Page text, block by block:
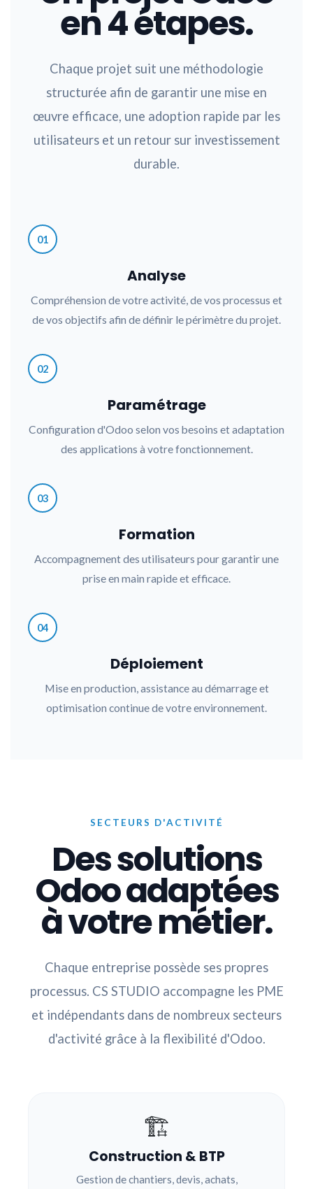
en 4 étapes.
Chaque projet suit une méthodologie
structurée afin de garantir une mise en
œuvre efficace, une adoption rapide par les
utilisateurs et un retour sur investissement
durable.
01
Analyse
Compréhension de votre activité, de vos processus et
de vos objectifs afin de définir le périmètre du projet.
02
Paramétrage
Configuration d'Odoo selon vos besoins et adaptation
des applications à votre fonctionnement.
03
Formation
Accompagnement des utilisateurs pour garantir une
prise en main rapide et efficace.
04
Déploiement
Mise en production, assistance au démarrage et
optimisation continue de votre environnement.
SECTEURS D'ACTIVITÉ
Des solutions
Odoo adaptées
à votre métier.
Chaque entreprise possède ses propres
processus. CS STUDIO accompagne les PME
et indépendants dans de nombreux secteurs
d'activité grâce à la flexibilité d'Odoo.
🏗️
Construction & BTP
Gestion de chantiers, devis, achats,